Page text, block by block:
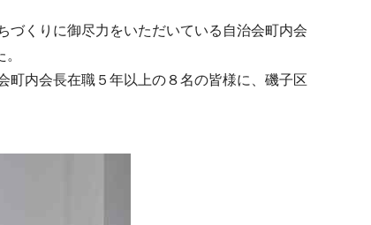
づくりに御尽力をいただいている自治会町内会
町内会長在職５年以上の８名の皆様に、磯子区